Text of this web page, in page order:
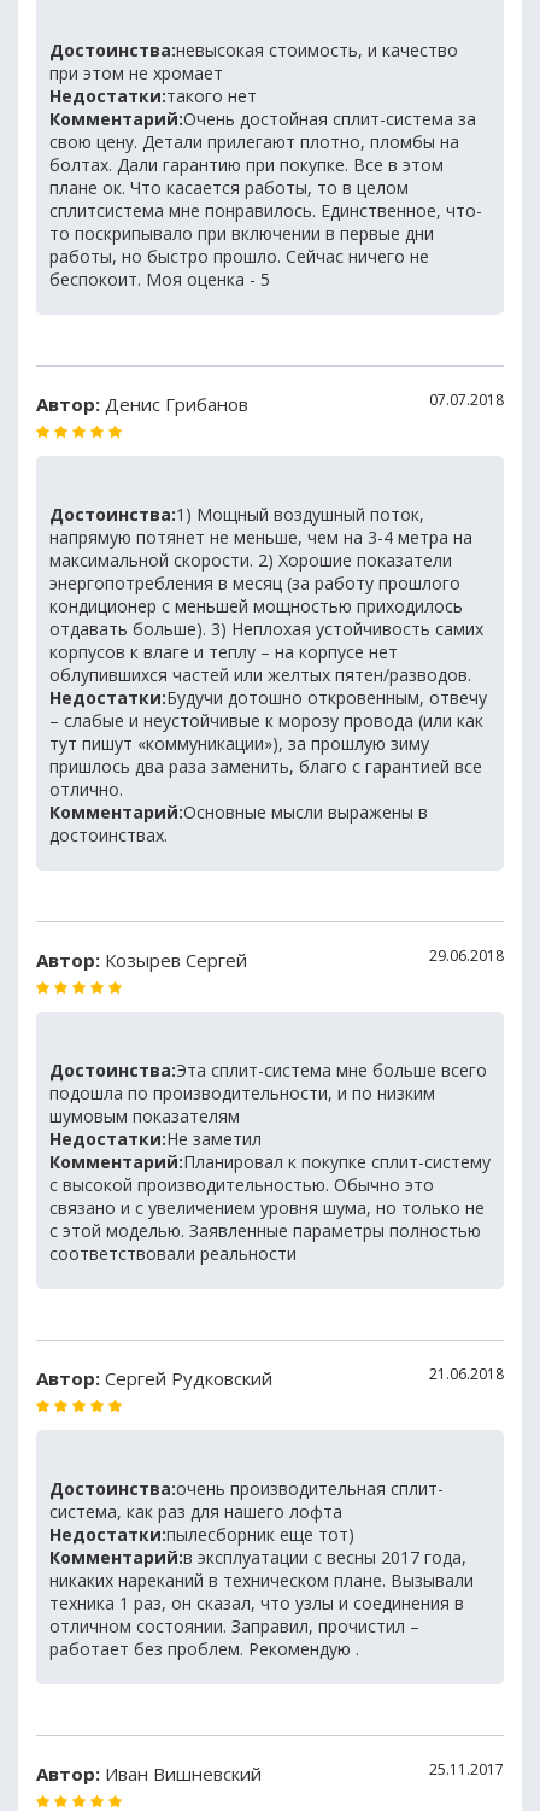
Достоинства:невысокая стоимость, и качество
при этом не хромает
Недостатки:такого нет
Комментарий:Очень достойная сплит-система за
свою цену. Детали прилегают плотно, пломбы на
болтах. Дали гарантию при покупке. Все в этом
плане ок. Что касается работы, то в целом
сплитсистема мне понравилось. Единственное, что-
то поскрипывало при включении в первые дни
работы, но быстро прошло. Сейчас ничего не
беспокоит. Моя оценка - 5
Автор: Денис Грибанов 07.07.2018
Достоинства:1) Мощный воздушный поток,
напрямую потянет не меньше, чем на 3-4 метра на
максимальной скорости. 2) Хорошие показатели
энергопотребления в месяц (за работу прошлого
кондиционер с меньшей мощностью приходилось
отдавать больше). 3) Неплохая устойчивость самих
корпусов к влаге и теплу – на корпусе нет
облупившихся частей или желтых пятен/разводов.
Недостатки:Будучи дотошно откровенным, отвечу
– слабые и неустойчивые к морозу провода (или как
тут пишут «коммуникации»), за прошлую зиму
пришлось два раза заменить, благо с гарантией все
отлично.
Комментарий:Основные мысли выражены в
достоинствах.
Автор: Козырев Сергей 29.06.2018
Достоинства:Эта сплит-система мне больше всего
подошла по производительности, и по низким
шумовым показателям
Недостатки:Не заметил
Комментарий:Планировал к покупке сплит-систему
с высокой производительностью. Обычно это
связано и с увеличением уровня шума, но только не
с этой моделью. Заявленные параметры полностью
соответствовали реальности
Автор: Сергей Рудковский 21.06.2018
Достоинства:очень производительная сплит-
система, как раз для нашего лофта
Недостатки:пылесборник еще тот)
Комментарий:в эксплуатации с весны 2017 года,
никаких нареканий в техническом плане. Вызывали
техника 1 раз, он сказал, что узлы и соединения в
отличном состоянии. Заправил, прочистил –
работает без проблем. Рекомендую .
Автор: Иван Вишневский 25.11.2017